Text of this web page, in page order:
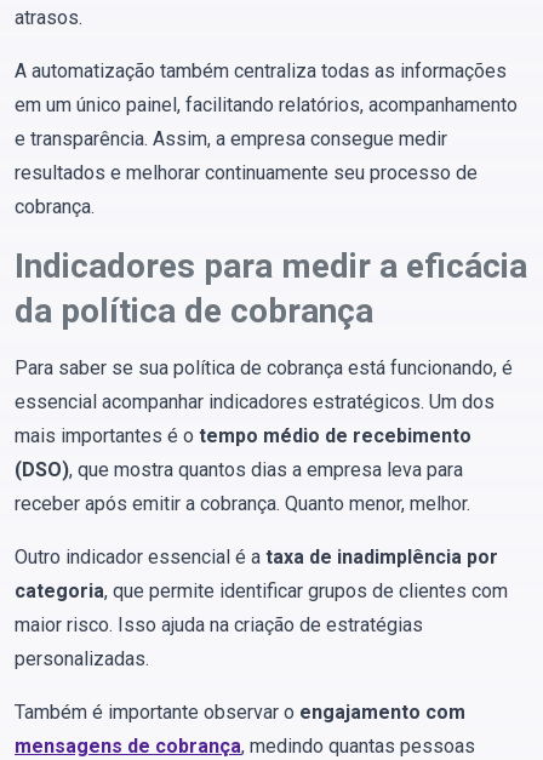
atrasos.
A automatização também centraliza todas as informações
em um único painel, facilitando relatórios, acompanhamento
e transparência. Assim, a empresa consegue medir
resultados e melhorar continuamente seu processo de
cobrança.
Indicadores para medir a eficácia
da política de cobrança
Para saber se sua política de cobrança está funcionando, é
essencial acompanhar indicadores estratégicos. Um dos
mais importantes é o tempo médio de recebimento
(DSO), que mostra quantos dias a empresa leva para
receber após emitir a cobrança. Quanto menor, melhor.
Outro indicador essencial é a taxa de inadimplência por
categoria, que permite identificar grupos de clientes com
maior risco. Isso ajuda na criação de estratégias
personalizadas.
Também é importante observar o engajamento com
mensagens de cobrança, medindo quantas pessoas